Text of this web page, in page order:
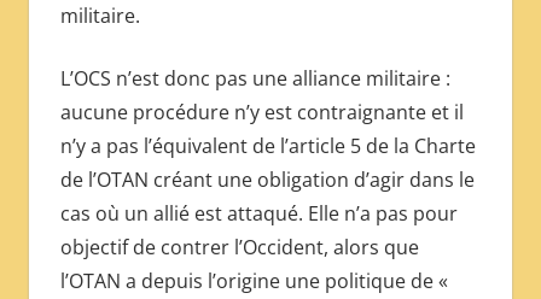
militaire.
L’OCS n’est donc pas une alliance militaire :
aucune procédure n’y est contraignante et il
n’y a pas l’équivalent de l’article 5 de la Charte
de l’OTAN créant une obligation d’agir dans le
cas où un allié est attaqué. Elle n’a pas pour
objectif de contrer l’Occident, alors que
l’OTAN a depuis l’origine une politique de «